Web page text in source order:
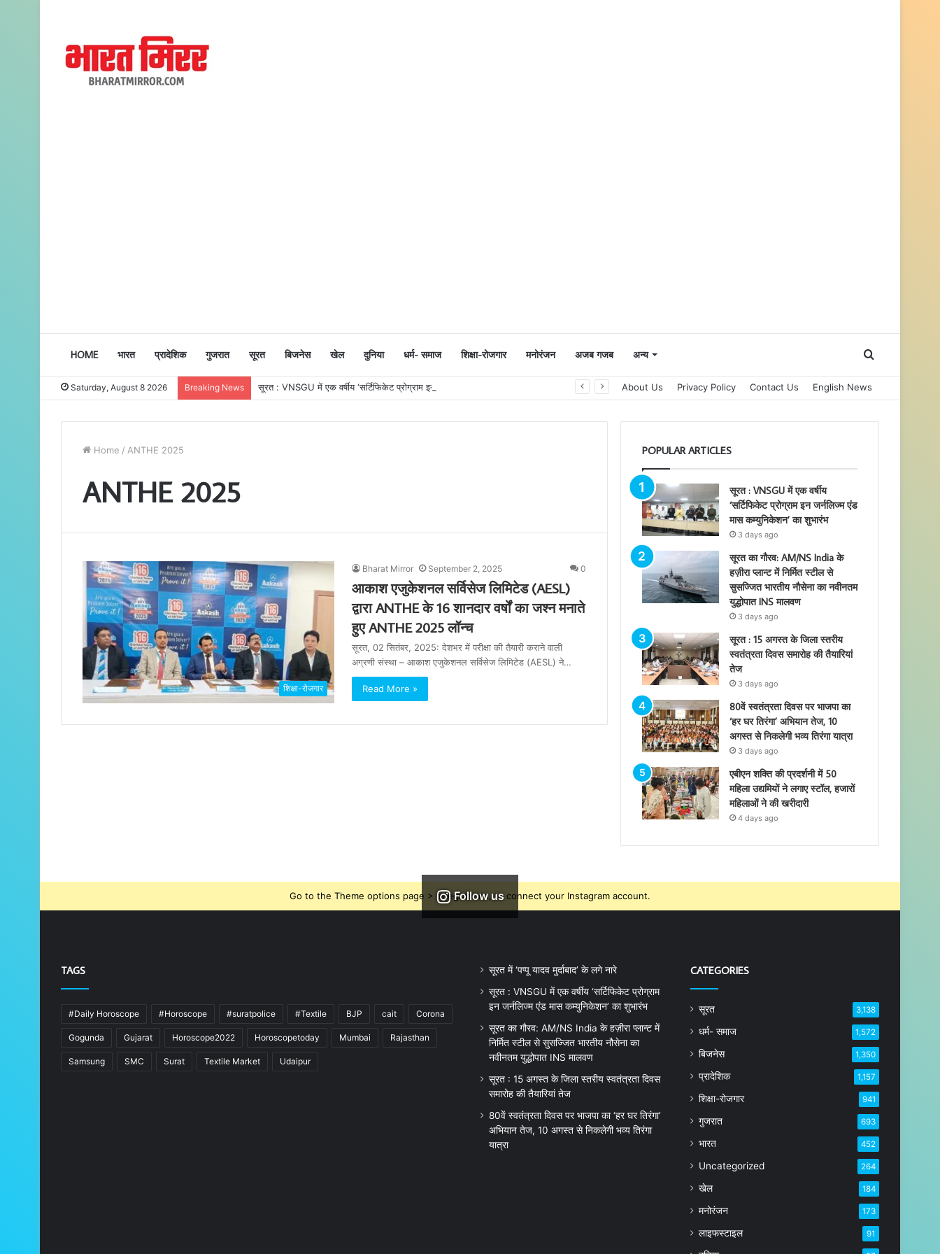
HOME भारत प्रादेशिक गुजरात सूरत बिजनेस खेल दुनिया धर्म- समाज शिक्षा-रोजगार मनोरंजन अजब गजब अन्य Search
for
Saturday, August 8 2026 Breaking News About Us Privacy Policy Contact Us English News
Home / ANTHE 2025
ANTHE 2025
शिक्षा-रोजगार
Bharat Mirror September 2, 2025 0
आकाश एजुकेशनल सर्विसेज लिमिटेड (AESL)
द्वारा ANTHE के 16 शानदार वर्षों का जश्न मनाते
हुए ANTHE 2025 लॉन्च
सूरत, 02 सितंबर, 2025: देशभर में परीक्षा की तैयारी कराने वाली
अग्रणी संस्था – आकाश एजुकेशनल सर्विसेज लिमिटेड (AESL) ने…
Read More »
POPULAR ARTICLES
सूरत : VNSGU में एक वर्षीय
‘सर्टिफिकेट प्रोग्राम इन जर्नलिज्म एंड
मास कम्युनिकेशन’ का शुभारंभ
3 days ago
सूरत का गौरव: AM/NS India के
हज़ीरा प्लान्ट में निर्मित स्टील से
सुसज्जित भारतीय नौसेना का नवीनतम
युद्धोपात INS मालवण
3 days ago
सूरत : 15 अगस्त के जिला स्तरीय
स्वतंत्रता दिवस समारोह की तैयारियां
तेज
3 days ago
80वें स्वतंत्रता दिवस पर भाजपा का
‘हर घर तिरंगा’ अभियान तेज, 10
अगस्त से निकलेगी भव्य तिरंगा यात्रा
3 days ago
एबीएन शक्ति की प्रदर्शनी में 50
महिला उद्यमियों ने लगाए स्टॉल, हजारों
महिलाओं ने की खरीदारी
4 days ago
Follow us
Go to the Theme options page > Integrations, to connect your Instagram account.
TAGS
#Daily Horoscope #Horoscope #suratpolice #Textile BJP cait Corona
Gogunda Gujarat Horoscope2022 Horoscopetoday Mumbai Rajasthan
Samsung SMC Surat Textile Market Udaipur
सूरत में ‘पप्पू यादव मुर्दाबाद’ के लगे नारे
सूरत : VNSGU में एक वर्षीय ‘सर्टिफिकेट प्रोग्राम
इन जर्नलिज्म एंड मास कम्युनिकेशन’ का शुभारंभ
सूरत का गौरव: AM/NS India के हज़ीरा प्लान्ट में
निर्मित स्टील से सुसज्जित भारतीय नौसेना का
नवीनतम युद्धोपात INS मालवण
सूरत : 15 अगस्त के जिला स्तरीय स्वतंत्रता दिवस
समारोह की तैयारियां तेज
80वें स्वतंत्रता दिवस पर भाजपा का ‘हर घर तिरंगा’
अभियान तेज, 10 अगस्त से निकलेगी भव्य तिरंगा
यात्रा
CATEGORIES
सूरत 3,138
धर्म- समाज 1,572
बिजनेस 1,350
प्रादेशिक 1,157
शिक्षा-रोजगार 941
गुजरात 693
भारत 452
Uncategorized 264
खेल 184
मनोरंजन 173
लाइफस्टाइल 91